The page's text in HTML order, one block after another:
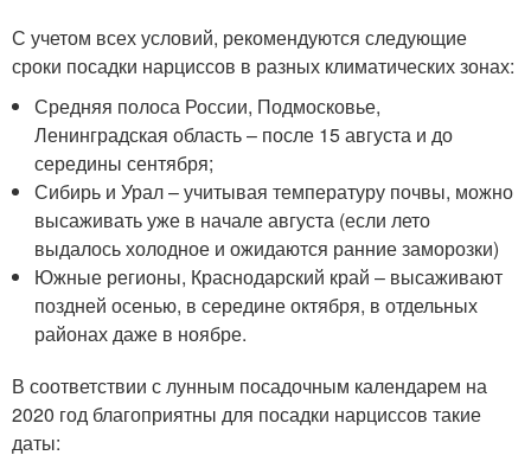
С учетом всех условий, рекомендуются следующие
сроки посадки нарциссов в разных климатических зонах:
Средняя полоса России, Подмосковье,
Ленинградская область – после 15 августа и до
середины сентября;
Сибирь и Урал – учитывая температуру почвы, можно
высаживать уже в начале августа (если лето
выдалось холодное и ожидаются ранние заморозки)
Южные регионы, Краснодарский край – высаживают
поздней осенью, в середине октября, в отдельных
районах даже в ноябре.
В соответствии с лунным посадочным календарем на
2020 год благоприятны для посадки нарциссов такие
даты: